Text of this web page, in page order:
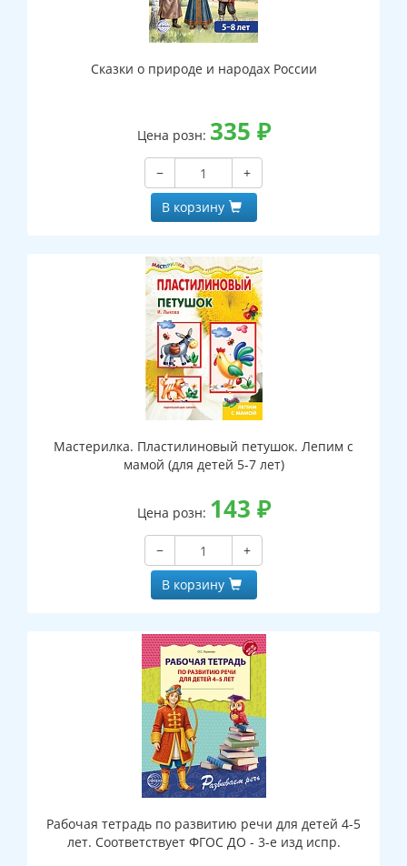
Сказки о природе и народах России
Цена розн: 335 ₽
−
+
В корзину
Мастерилка. Пластилиновый петушок. Лепим с
мамой (для детей 5-7 лет)
Цена розн: 143 ₽
−
+
В корзину
Рабочая тетрадь по развитию речи для детей 4-5
лет. Соответствует ФГОС ДО - 3-е изд испр.